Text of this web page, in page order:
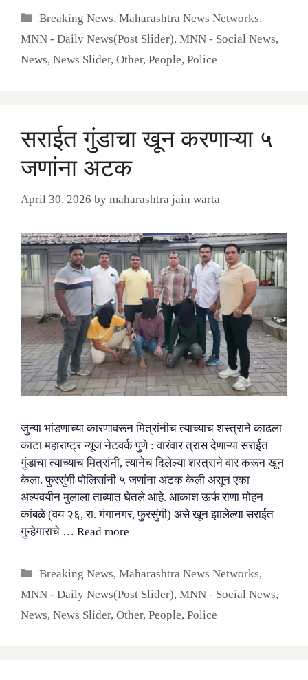
Categories
Breaking News,Maharashtra News Networks,
MNN - Daily News(Post Slider), MNN - Social News,
News, News Slider, Other, People, Police
सराईत गुंडाचा खून करणाऱ्या ५
जणांना अटक
April 30, 2026 by maharashtra jain warta
जुन्या भांडणाच्या कारणावरून मित्रांनीच त्याच्याच शस्त्राने काढला
काटा महाराष्ट्र न्यूज नेटवर्क पुणे : वारंवार त्रास देणाऱ्या सराईत
गुंडाचा त्याच्याच मित्रांनी, त्यानेच दिलेल्या शस्त्राने वार करून खून
केला. फुरसुंगी पोलिसांनी ५ जणांना अटक केली असून एका
अल्पवयीन मुलाला ताब्यात घेतले आहे. आकाश ऊर्फ राणा मोहन
कांबळे (वय २६, रा. गंगानगर, फुरसुंगी) असे खून झालेल्या सराईत
गुन्हेगाराचे … Read more
Categories
Breaking News,Maharashtra News Networks,
MNN - Daily News(Post Slider), MNN - Social News,
News, News Slider, Other, People, Police